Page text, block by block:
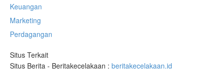
Keuangan
Marketing
Perdagangan
Situs Terkait
Situs Berita - Beritakecelakaan : beritakecelakaan.id